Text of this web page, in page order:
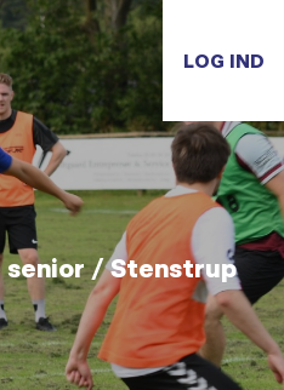
LOG IND
/ Stenstrup